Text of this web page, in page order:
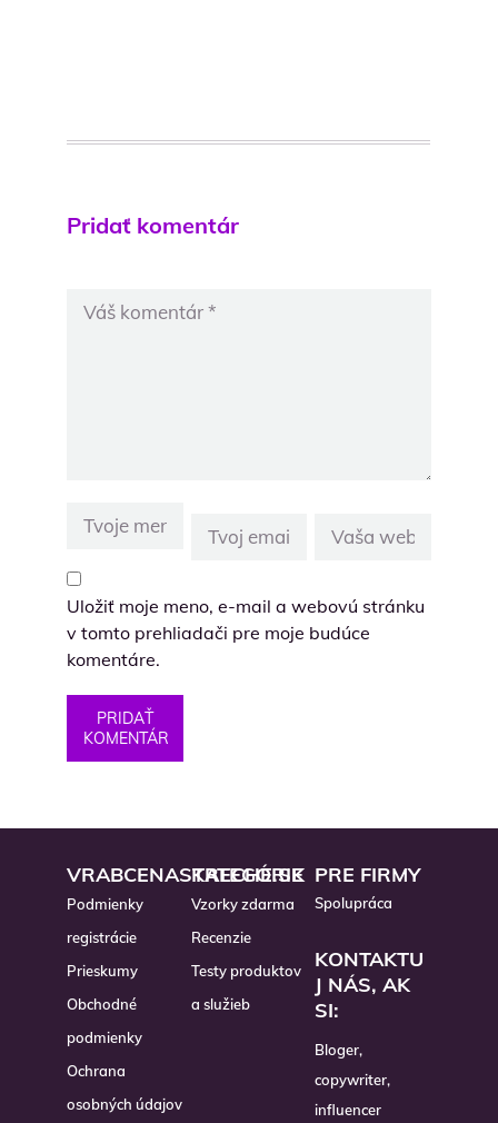
Pridať komentár
Uložiť moje meno, e-mail a webovú stránku
v tomto prehliadači pre moje budúce
komentáre.
PRIDAŤ
KOMENTÁR
VRABCENASTRECHE.SK
Podmienky
registrácie
Prieskumy
Obchodné
podmienky
Ochrana
osobných údajov
KATEGÓRIE
Vzorky zdarma
Recenzie
Testy produktov
a služieb
PRE FIRMY
Spolupráca
KONTAKTU
J NÁS, AK
SI:
Bloger,
copywriter,
influencer